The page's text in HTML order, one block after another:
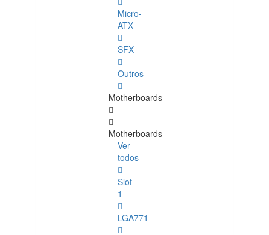
Micro-
ATX
SFX
Outros
Motherboards
Motherboards
Ver
todos
Slot
1
LGA771